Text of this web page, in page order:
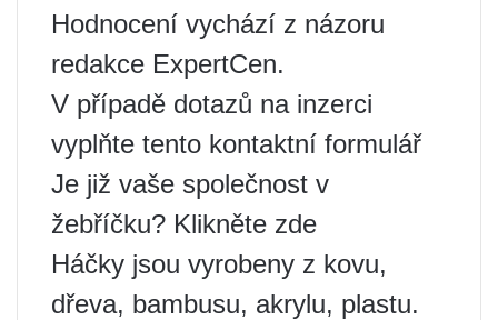
Hodnocení vychází z názoru
redakce ExpertCen.
V případě dotazů na inzerci
vyplňte tento kontaktní formulář
Je již vaše společnost v
žebříčku? Klikněte zde
Háčky jsou vyrobeny z kovu,
dřeva, bambusu, akrylu, plastu.